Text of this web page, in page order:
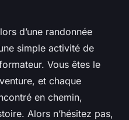
d’une randonnée
simple activité de
Vous êtes le
et chaque
en chemin,
Alors n’hésitez pas,